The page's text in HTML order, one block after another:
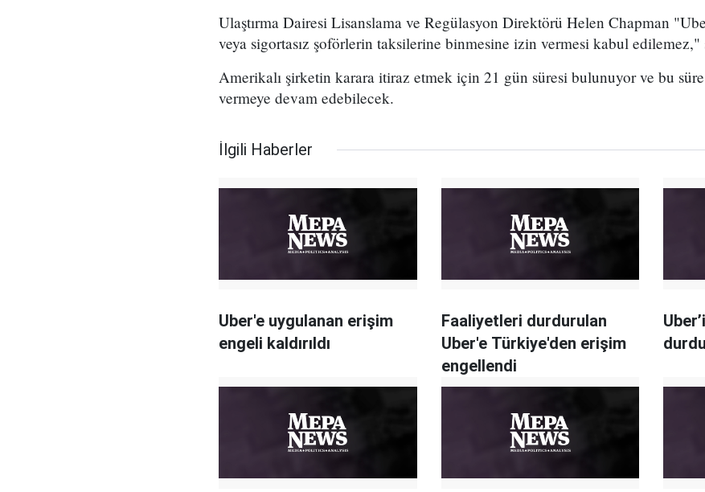
Ulaştırma Dairesi Lisanslama ve Regülasyon Direktörü Helen Chapman
veya sigortasız şoförlerin taksilerine binmesine izin vermesi kabul
Amerikalı şirketin karara itiraz etmek için 21 gün süresi bulunuyor ve bu
vermeye devam edebilecek.
İlgili Haberler
Uber'e uygulanan erişim
engeli kaldırıldı
Faaliyetleri durdurulan
Uber'e Türkiye'den erişim
engellendi